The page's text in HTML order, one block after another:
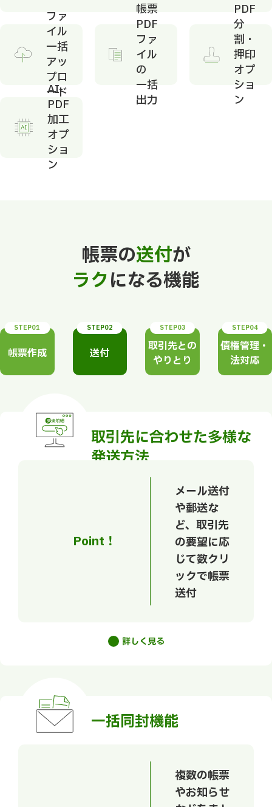
ファ
イル
一括
アッ
プロ
ード
帳票
PDF
ファ
イル
の
一括
出力
PDF
分
割・
押印
オプ
ショ
ン
AI-
PDF
加工
オプ
ショ
ン
帳票の送付が
ラクになる機能
STEP01
帳票作成
STEP02
送付
STEP03
取引先との
やりとり
STEP04
債権管理・
法対応
取引先に合わせた多様な
発送方法
Point！
メール送付
や郵送な
ど、取引先
の要望に応
じて数クリ
ックで帳票
送付
詳しく見る
⼀括同封機能
複数の帳票
やお知らせ